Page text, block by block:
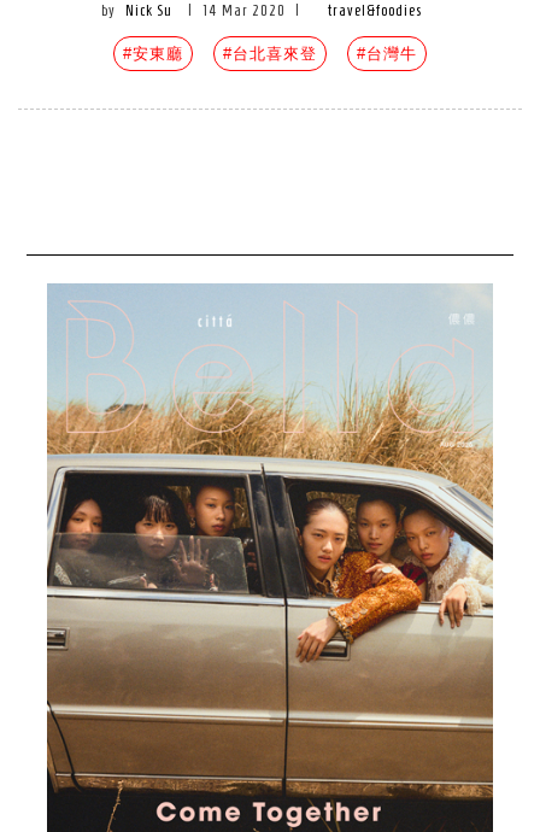
by Nick Su 14 Mar 2020 travel&foodies
#安東廳 #台北喜來登 #台灣牛